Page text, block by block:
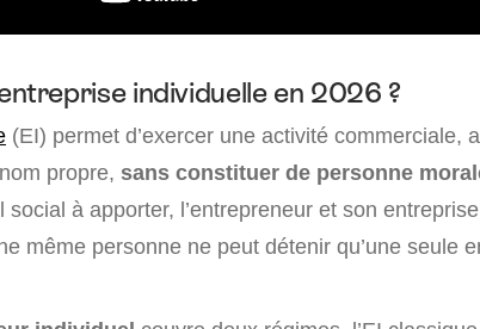
entreprise individuelle en 2026 ?
(EI) permet d’exercer une activité commerciale,
propre, sans constituer de personne
à apporter, l’entrepreneur et son
même personne ne peut détenir qu’une seule